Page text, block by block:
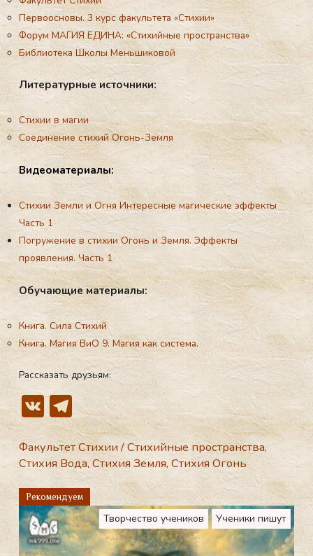
Первоосновы. 3 курс факультета «Стихии»
Форум МАГИЯ ЕДИНА: «Стихийные пространства»
Библиотека Школы Меньшиковой
Ли­те­ра­тур­ные ис­точ­ни­ки:
Стихии в магии
Соединение стихий Огонь-Земля
Ви­де­ома­те­ри­алы:
Стихии Земли и Огня Интересные магические эффекты
Часть 1
Погружение в стихии Огонь и Земля. Эффекты
проявления. Часть 1
Обу­ча­ющие ма­те­ри­алы:
Книга. Сила Стихий
Книга. Магия ВиО 9. Магия как система.
Рассказать друзьям:
V
K
T
el
e
gr
a
m
Факультет Стихии/Стихийные пространства,
Стихия Вода,Стихия Земля,Стихия Огонь
Рекомендуем
Творчество учеников Ученики пишут